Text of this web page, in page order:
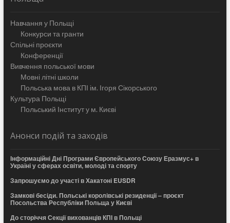
Навчання у Польщі
Конкурси та гранти
Спільні проєкти
Конференції
Вивчення польської мови
Мовні літні школи
Польська мова в КПІ ім. Ігоря Сікорського
Культура Польщі
Польський Інститут у м. Києві
Анонси подій та заходів
Інформаційні Дні Програми Європейського Союзу Еразмус+ в
Україні у сферах освіти, молоді та спорту
Запрошуємо до участі в Хакатоні EUSDR
Замкові бесіди. Польські королівські резиденції – проєкт
Посольства Республіки Польща у Києві
До сторіччя Секції вихованців КПІ в Польщі